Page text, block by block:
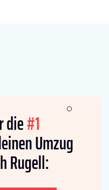
die#1
Umzug
Rugell: